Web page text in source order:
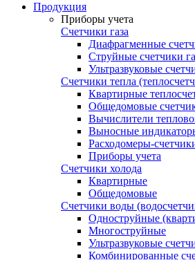
Продукция
Приборы учета
Счетчики газа
Диафрагменные
Струйные счетчики
Ультразвуковые
Счетчики тепла
Квартирные
Общедомовые
Вычислители
Выносные
Расходомеры-
Приборы учета
Счетчики холода
Квартирные
Общедомовые
Счетчики воды
Одноструйные
Многоструйные
Ультразвуковые
Комбинированные